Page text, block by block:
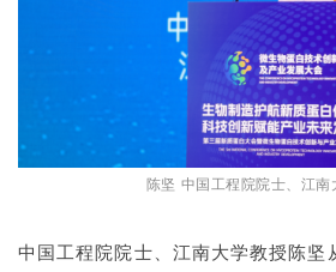
陈坚 中国工程院院士、江南
中国工程院院士、江南大学教授陈坚